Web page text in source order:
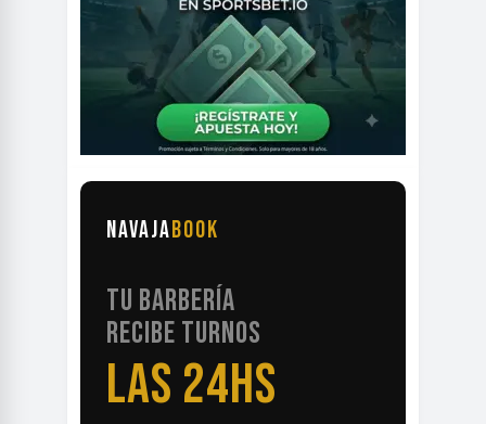
NAVAJABOOK
TU BARBERÍA
RECIBE TURNOS
LAS 24HS